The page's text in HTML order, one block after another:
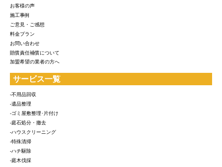
お客様の声
施工事例
ご意見・ご感想
料金プラン
お問い合わせ
賠償責任補償について
加盟希望の業者の方へ
サービス一覧
-不用品回収
-遺品整理
-ゴミ屋敷整理･片付け
-庭石処分・撤去
-ハウスクリーニング
-特殊清掃
-ハチ駆除
-庭木伐採